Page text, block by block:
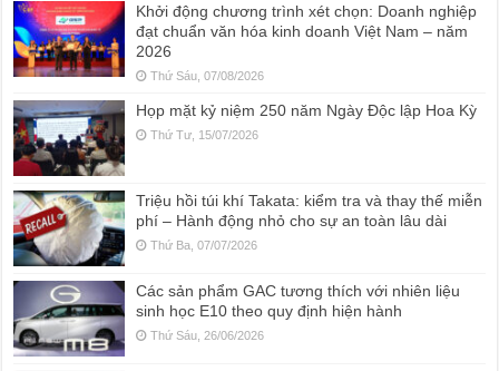
Khởi động chương trình xét chọn: Doanh nghiệp
đạt chuẩn văn hóa kinh doanh Việt Nam – năm
2026
Thứ Sáu, 07/08/2026
Họp mặt kỷ niệm 250 năm Ngày Độc lập Hoa Kỳ
Thứ Tư, 15/07/2026
Triệu hồi túi khí Takata: kiểm tra và thay thế miễn
phí – Hành động nhỏ cho sự an toàn lâu dài
Thứ Ba, 07/07/2026
Các sản phẩm GAC tương thích với nhiên liệu
sinh học E10 theo quy định hiện hành
Thứ Sáu, 26/06/2026